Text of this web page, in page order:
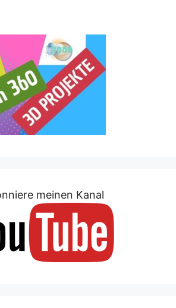
meinen Kanal